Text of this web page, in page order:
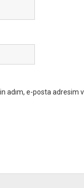
adım, e-posta adresim